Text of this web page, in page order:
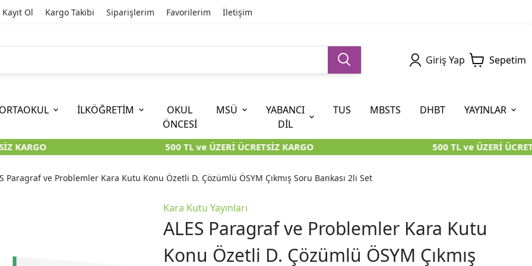
Kayıt Ol Kargo Takibi Siparişlerim Favorilerim İletişim
Giriş Yap Sepetim
11. SINIF
KARA KUTU KİTAPLARI
TYT
KARA KUTU KİTAPLARI
AYT
EĞİTİM BİLİMLERİ
KARA KUTU KİTAPLARI
LİSANS
KARA KUTU KİTAPLARI
ÖABT
ORTAOKUL
6. SINIF (İOKBS)
KARA KUTU KİTAPLARI
5. SINIF (İOKBS)
KARA KUTU KİTAPLARI
İLKÖĞRETİM
OKUL
ÖNCESİ
MSÜ
YABANCI
DİL
TUS MBSTS DHBT YAYINLAR
KARGO 500 TL ve ÜZERİ ÜCRETSİZ KARGO 500 TL ve ÜZERİ
Paragraf ve Problemler Kara Kutu Konu Özetli D. Çözümlü ÖSYM Çıkmış Soru Bankası 2li Set
Kara Kutu Yayınları
ALES Paragraf ve Problemler Kara Kutu
Konu Özetli D. Çözümlü ÖSYM Çıkmış